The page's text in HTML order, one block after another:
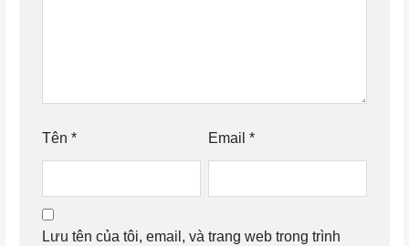
Tên * Email *
Lưu tên của tôi, email, và trang web trong trình